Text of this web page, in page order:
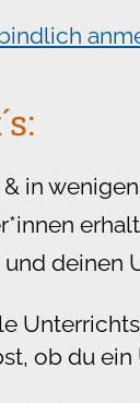
in
deinen
ob du